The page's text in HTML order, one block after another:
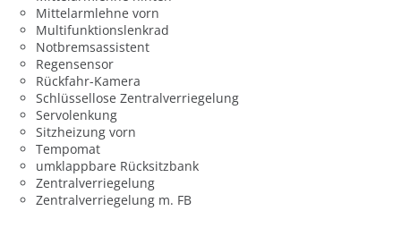
Mittelarmlehne vorn
Multifunktionslenkrad
Notbremsassistent
Regensensor
Rückfahr-Kamera
Schlüssellose Zentralverriegelung
Servolenkung
Sitzheizung vorn
Tempomat
umklappbare Rücksitzbank
Zentralverriegelung
Zentralverriegelung m. FB